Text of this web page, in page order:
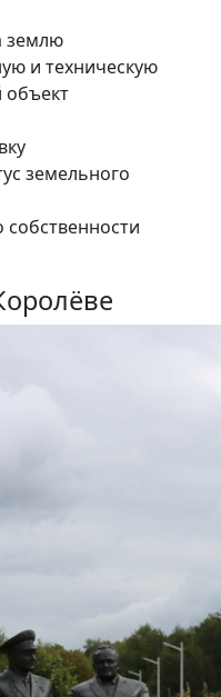
землю
и техническую
земельного
собственности